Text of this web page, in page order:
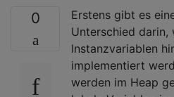
0
Erstens gibt es
Unterschied darin,
Instanzvariablen
implementiert
werden im Heap